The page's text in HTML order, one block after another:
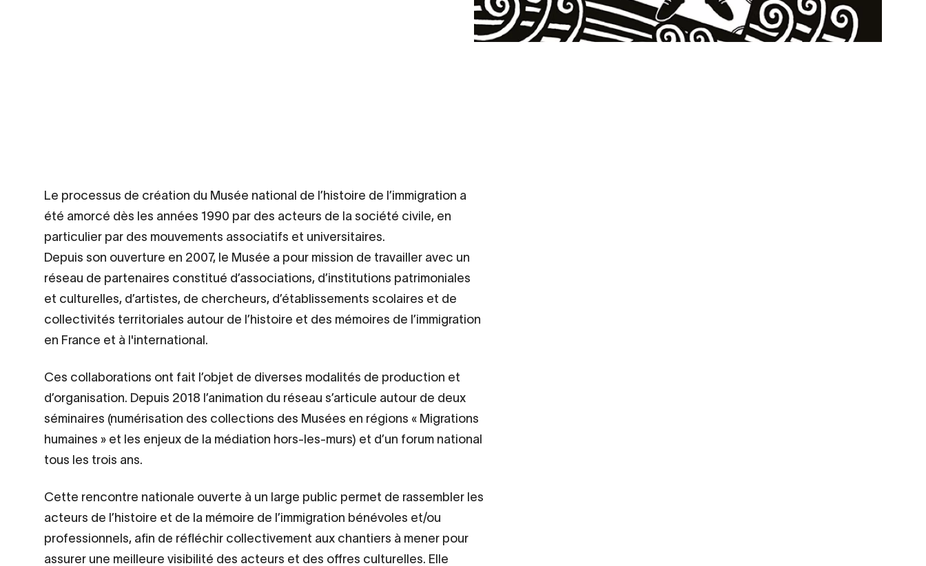
Contenu
d’origine
Le processus de création du Musée national de l’histoire de l’immigration a
été amorcé dès les années 1990 par des acteurs de la société civile, en
particulier par des mouvements associatifs et universitaires.
Depuis son ouverture en 2007, le Musée a pour mission de travailler avec un
réseau de partenaires constitué d’associations, d’institutions patrimoniales
et culturelles, d’artistes, de chercheurs, d’établissements scolaires et de
collectivités territoriales autour de l’histoire et des mémoires de l’immigration
en France et à l'international.
Ces collaborations ont fait l’objet de diverses modalités de production et
d’organisation. Depuis 2018 l’animation du réseau s’articule autour de deux
séminaires (numérisation des collections des Musées en régions « Migrations
humaines » et les enjeux de la médiation hors-les-murs) et d’un forum national
tous les trois ans.
Cette rencontre nationale ouverte à un large public permet de rassembler les
acteurs de l’histoire et de la mémoire de l’immigration bénévoles et/ou
professionnels, afin de réfléchir collectivement aux chantiers à mener pour
assurer une meilleure visibilité des acteurs et des offres culturelles. Elle